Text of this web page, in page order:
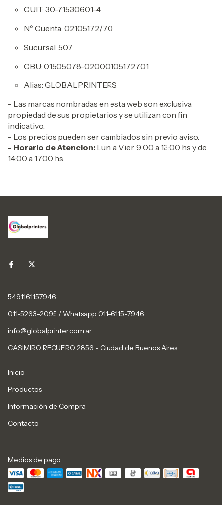
CUIT: 30-71530601-4
Nº Cuenta: 02105172/70
Sucursal: 507
CBU: 01505078-02000105172701
Alias: GLOBALPRINTERS
- Las marcas nombradas en esta web son exclusiva
propiedad de sus propietarios y se utilizan con fin
indicativo.
- Los precios pueden ser cambiados sin previo aviso.
- Horario de Atencion: Lun. a Vier. 9:00 a 13:00 hs y de
14:00 a 17.00 hs.
5491161157946
011-5263-2095 / Whatsapp 011-6115-7946
info@globalprinter.com.ar
CASIMIRO RECUERO 2856 - Ciudad de Buenos Aires
Inicio
Productos
Información de Compra
Contacto
Medios de pago